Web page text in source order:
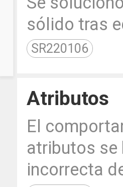
sólido tras
SR220106
Atributos
El
atributos se
incorrecta